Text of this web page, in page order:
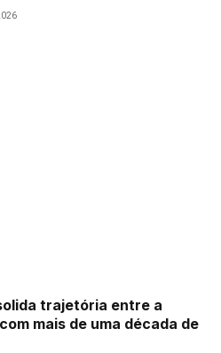
trajetória entre a
mais de uma década de